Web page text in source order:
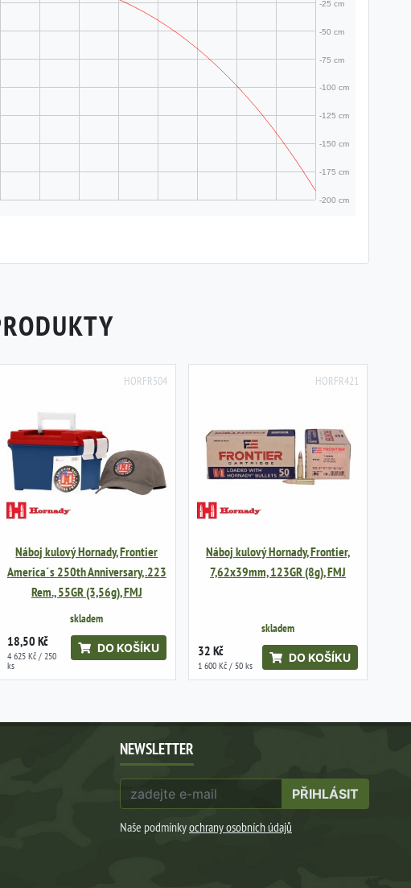
HORFR504
Náboj kulový Hornady, Frontier
America´s 250th Anniversary, .223
Rem., 55GR (3,56g), FMJ
skladem
18,50 Kč
4 625 Kč / 250
ks
DO KOŠÍKU
HORFR421
Náboj kulový Hornady, Frontier,
7,62x39mm, 123GR (8g), FMJ
skladem
32 Kč
1 600 Kč / 50 ks
DO KOŠÍKU
NEWSLETTER
PŘIHLÁSIT
Naše podmínkyochrany osobních údajů